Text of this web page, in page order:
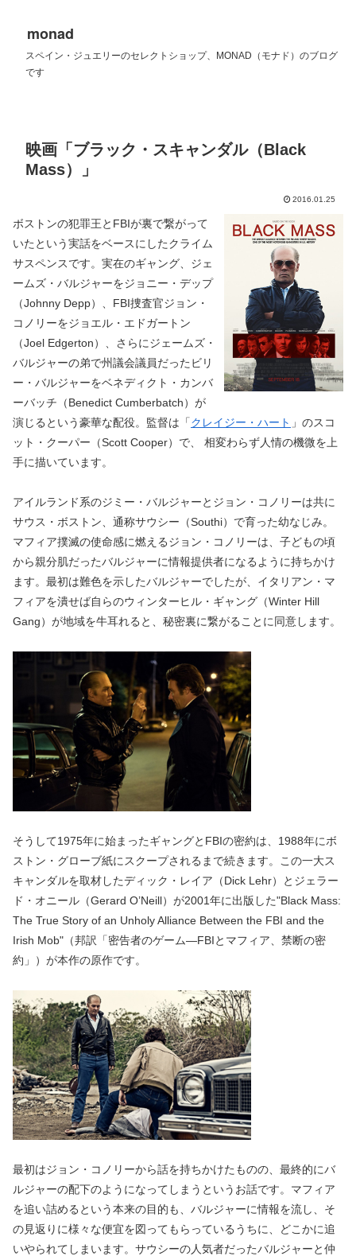
monad
スペイン・ジュエリーのセレクトショップ、MONAD（モナド）のブログ
です
映画「ブラック・スキャンダル（Black
Mass）」
2016.01.25
ボストンの犯罪王とFBIが裏で繋がって
いたという実話をベースにしたクライム
サスペンスです。実在のギャング、ジェ
ームズ・バルジャーをジョニー・デップ
（Johnny Depp）、FBI捜査官ジョン・
コノリーをジョエル・エドガートン
（Joel Edgerton）、さらにジェームズ・
バルジャーの弟で州議会議員だったビリ
ー・バルジャーをベネディクト・カンバ
ーバッチ（Benedict Cumberbatch）が
演じるという豪華な配役。監督は「クレイジー・ハート 」のスコ
ット・クーパー（Scott Cooper）で、 相変わらず人情の機微を上
手に描いています。
アイルランド系のジミー・バルジャーとジョン・コノリーは共に
サウス・ボストン、通称サウシー（Southi）で育った幼なじみ。
マフィア撲滅の使命感に燃えるジョン・コノリーは、子どもの頃
から親分肌だったバルジャーに情報提供者になるように持ちかけ
ます。最初は難色を示したバルジャーでしたが、イタリアン・マ
フィアを潰せば自らのウィンターヒル・ギャング（Winter Hill
Gang）が地域を牛耳れると、秘密裏に繋がることに同意します。
そうして1975年に始まったギャングとFBIの密約は、1988年にボ
ストン・グローブ紙にスクープされるまで続きます。この一大ス
キャンダルを取材したディック・レイア（Dick Lehr）とジェラー
ド・オニール（Gerard O’Neill）が2001年に出版した"Black Mass:
The True Story of an Unholy Alliance Between the FBI and the
Irish Mob"（邦訳「密告者のゲーム―FBIとマフィア、禁断の密
約」）が本作の原作です。
最初はジョン・コノリーから話を持ちかけたものの、最終的にバ
ルジャーの配下のようになってしまうというお話です。マフィア
を追い詰めるという本来の目的も、バルジャーに情報を流し、そ
の見返りに様々な便宜を図ってもらっているうちに、どこかに追
いやられてしまいます。サウシーの人気者だったバルジャーと仲